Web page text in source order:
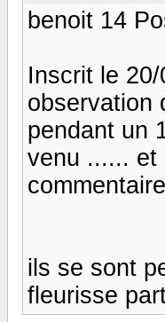
benoit 14
Inscrit le
observation
pendant un
venu ...... et
commentaire
ils se sont
fleurisse